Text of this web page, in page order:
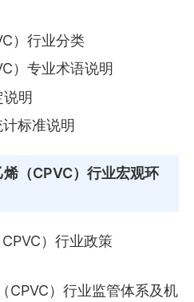
）行业分类
）专业术语说明
说明
标准说明
烯（CPVC）行业宏观环
）行业政策
CPVC）行业监管体系及机